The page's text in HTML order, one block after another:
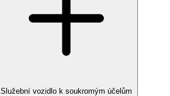
Služební vozidlo k soukromým účelům